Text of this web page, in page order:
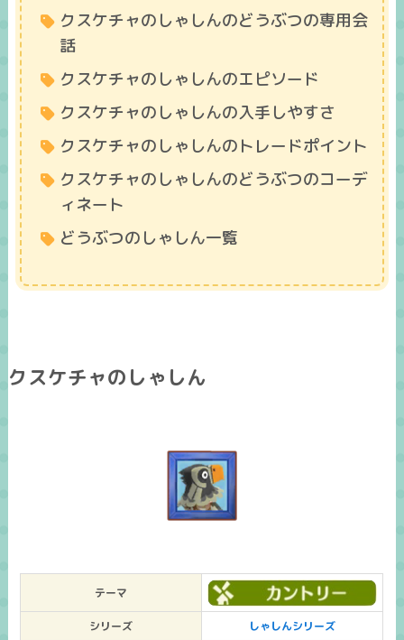
クスケチャのしゃしんのどうぶつの専用会
話
クスケチャのしゃしんのエピソード
クスケチャのしゃしんの入手しやすさ
クスケチャのしゃしんのトレードポイント
クスケチャのしゃしんのどうぶつのコーデ
ィネート
どうぶつのしゃしん一覧
クスケチャのしゃしん
テーマ
シリーズ しゃしんシリーズ